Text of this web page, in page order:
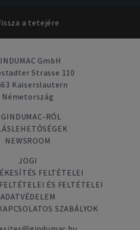
a tetejére
GmbH
Strasse 110
Kaiserslautern
Németország
RÓL
NEWSROOM
JOGI
FELTÉTELEI
ÉS FELTÉTELEI
ADATVÉDELEM
SZABÁLYOK